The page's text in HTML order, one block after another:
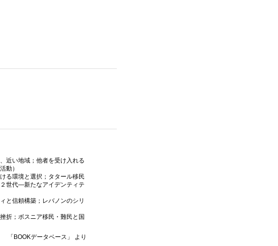
近い地域；他者を受け入れる
動）
る環境と選択；タタール移民
世代―新たなアイデンティテ
と信頼構築；レバノンのシリ
折；ボスニア移民・難民と国
「BOOKデータベース」 より